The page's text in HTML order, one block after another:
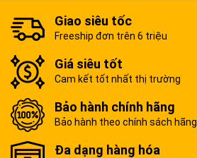
Giao siêu tốc
Freeship đơn trên 6 triệu
Giá siêu tốt
Cam kết tốt nhất thị trường
Bảo hành chính hãng
Bảo hành theo chính sách hãng
Đa dạng hàng hóa